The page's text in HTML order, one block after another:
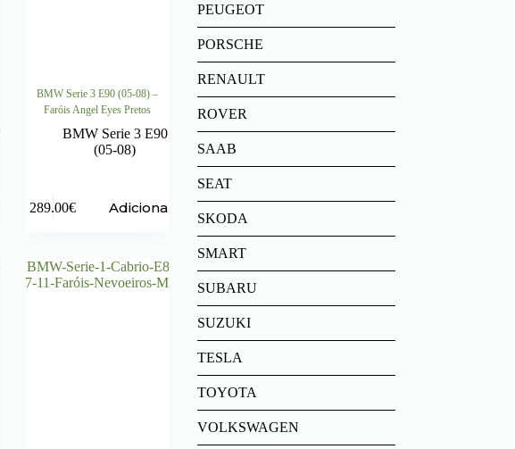
BMW Serie 3 E90 (05-08) –
Faróis Angel Eyes Pretos
BMW Serie 3 E90
(05-08)
289.00€ Adicionar
PEUGEOT
PORSCHE
RENAULT
ROVER
SAAB
SEAT
SKODA
SMART
SUBARU
SUZUKI
TESLA
TOYOTA
VOLKSWAGEN